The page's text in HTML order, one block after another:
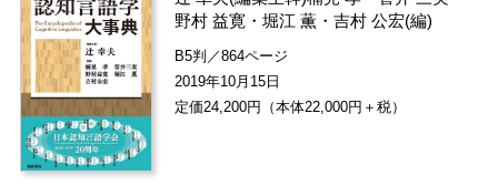
野村 益寛 ・堀江 薫 ・吉村 公宏(編)
B5判／864ページ
2019年10月15日
定価24,200円（本体22,000円＋税）